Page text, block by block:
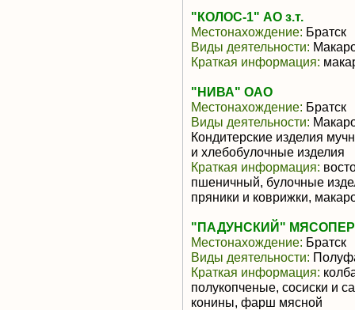
"КОЛОС-1" АО з.т.
Местонахождение: Братск
Виды деятельности:
Краткая информация:
"НИВА" ОАО
Местонахождение: Братск
Виды деятельности:
Кондитерские изделия
и хлебобулочные изделия
Краткая информация:
пшеничный, булочные
пряники и коврижки,
"ПАДУНСКИЙ"
Местонахождение: Братск
Виды деятельности:
Краткая информация:
полукопченые, сосиски и
конины, фарш мясной